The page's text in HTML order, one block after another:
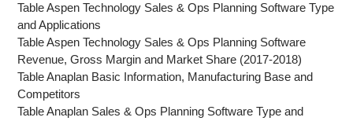
Table Aspen Technology Sales & Ops Planning Software Type
and Applications
Table Aspen Technology Sales & Ops Planning Software
Revenue, Gross Margin and Market Share (2017-2018)
Table Anaplan Basic Information, Manufacturing Base and
Competitors
Table Anaplan Sales & Ops Planning Software Type and